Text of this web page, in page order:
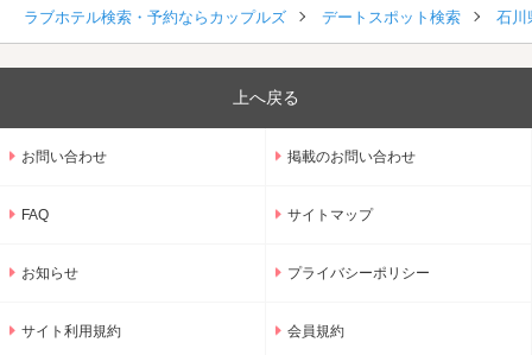
ラブホテル検索・予約ならカップルズ デートスポット検索 石川
上へ戻る
お問い合わせ 掲載のお問い合わせ
FAQ サイトマップ
お知らせ プライバシーポリシー
サイト利用規約 会員規約